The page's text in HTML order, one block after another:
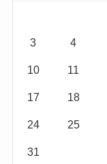
3 4
10 11
17 18
24 25
31